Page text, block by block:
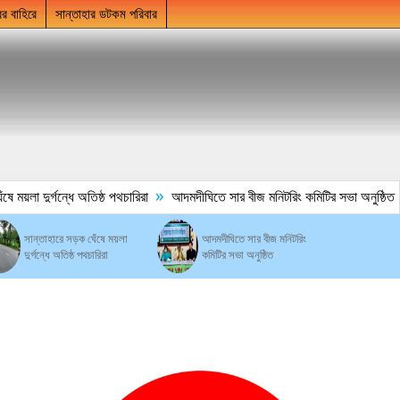
বাহিরে সান্তাহার ডটকম পরিবার
দুর্গন্ধে অতিষ্ঠ পথচারিরা » আদমদীঘিতে সার বীজ মনিটরিং কমিটির সভা অনুষ্ঠিত
সান্তাহারে সড়ক ঘেঁষে ময়লা
দুর্গন্ধে অতিষ্ঠ পথচারিরা
আদমদীঘিতে সার বীজ মনিটরিং
কমিটির সভা অনুষ্ঠিত